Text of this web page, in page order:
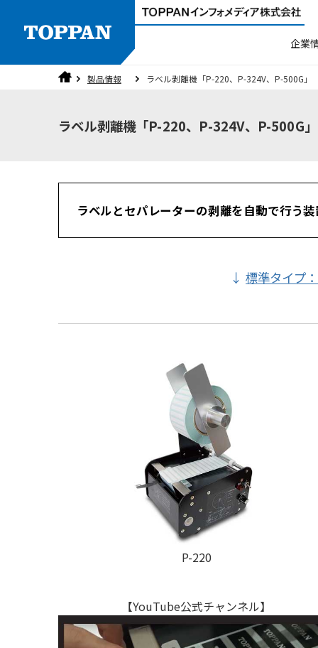
企業
ご挨拶
沿革
製品検索
ラベラー
人権方針
品質方針
製品情報 ラベル剥離機「P-220、P-324V、P-500G」
ラベル剥離機「P-220、P-324V、P-500G」
ラベルとセパレーターの剥離を自動で行う
標準タイプ
P-220
【YouTube公式チャンネル】